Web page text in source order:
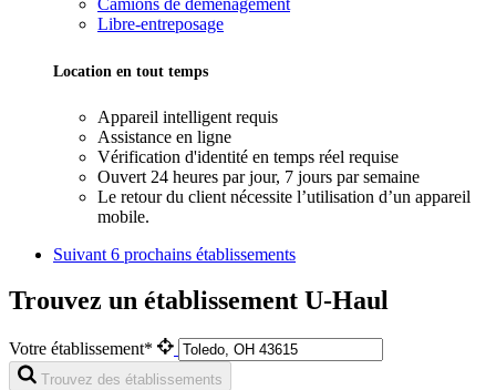
Camions de déménagement
Libre-entreposage
Location en tout temps
Appareil intelligent requis
Assistance en ligne
Vérification d'identité en temps réel requise
Ouvert 24 heures par jour, 7 jours par semaine
Le retour du client nécessite l’utilisation d’un appareil
mobile.
Suivant 6 prochains établissements
Trouvez un établissement U-Haul
Votre établissement*
Trouvez des établissements